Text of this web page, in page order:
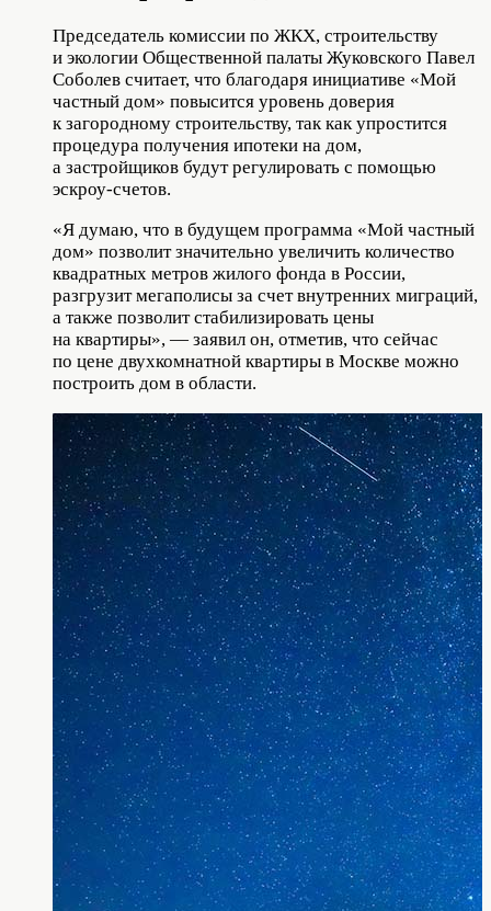
Председатель комиссии по ЖКХ, строительству
и экологии Общественной палаты Жуковского Павел
Соболев считает, что благодаря инициативе «Мой
частный дом» повысится уровень доверия
к загородному строительству, так как упростится
процедура получения ипотеки на дом,
а застройщиков будут регулировать с помощью
эскроу-счетов.
«Я думаю, что в будущем программа «Мой частный
дом» позволит значительно увеличить количество
квадратных метров жилого фонда в России,
разгрузит мегаполисы за счет внутренних миграций,
а также позволит стабилизировать цены
на квартиры», — заявил он, отметив, что сейчас
по цене двухкомнатной квартиры в Москве можно
построить дом в области.